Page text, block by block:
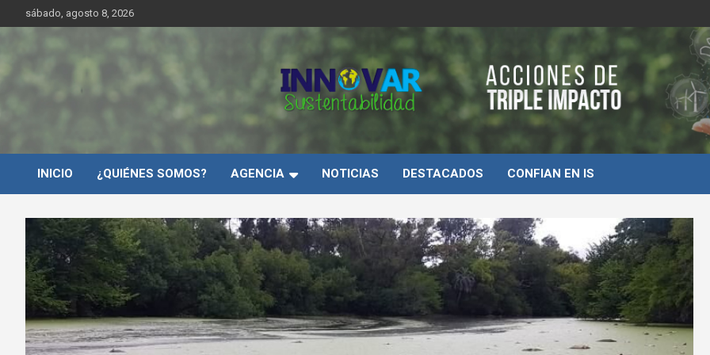
al
contenido
sábado, agosto 8, 2026
Innovar Sustentabilidad
INICIO ¿QUIÉNES SOMOS? AGENCIA NOTICIAS DESTACADOS CONFIAN EN IS